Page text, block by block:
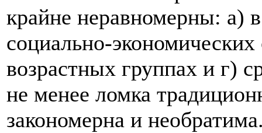
крайне неравномерны: а)
социально-
возрастных группах и г)
не менее ломка
закономерна и